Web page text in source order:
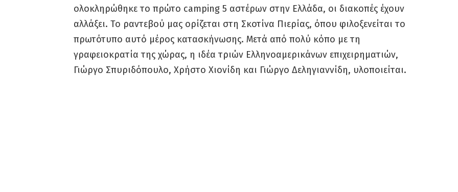
ολοκληρώθηκε το πρώτο camping 5 αστέρων στην Ελλάδα, οι διακοπές έχουν
αλλάξει. Το ραντεβού μας ορίζεται στη Σκοτίνα Πιερίας, όπου φιλοξενείται το
πρωτότυπο αυτό μέρος κατασκήνωσης. Μετά από πολύ κόπο με τη
γραφειοκρατία της χώρας, η ιδέα τριών Ελληνοαμερικάνων επιχειρηματιών,
Γιώργο Σπυριδόπουλο, Χρήστο Χιονίδη και Γιώργο Δεληγιαννίδη, υλοποιείται.